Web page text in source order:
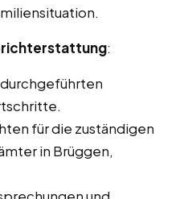
:
für die zuständigen
in Brüggen,